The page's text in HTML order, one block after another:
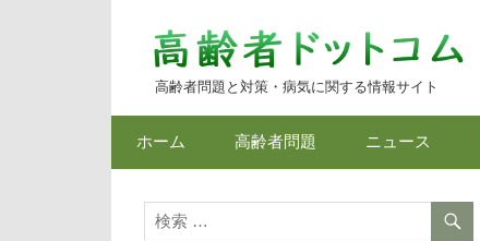
高齢者問題と対策・病気に関する情報サイト
ホーム 高齢者問題 ニュース